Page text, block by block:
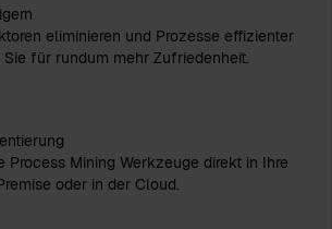
eliminieren und Prozesse effizienter
für rundum mehr Zufriedenheit.
Process Mining Werkzeuge direkt in Ihre
oder in der Cloud.